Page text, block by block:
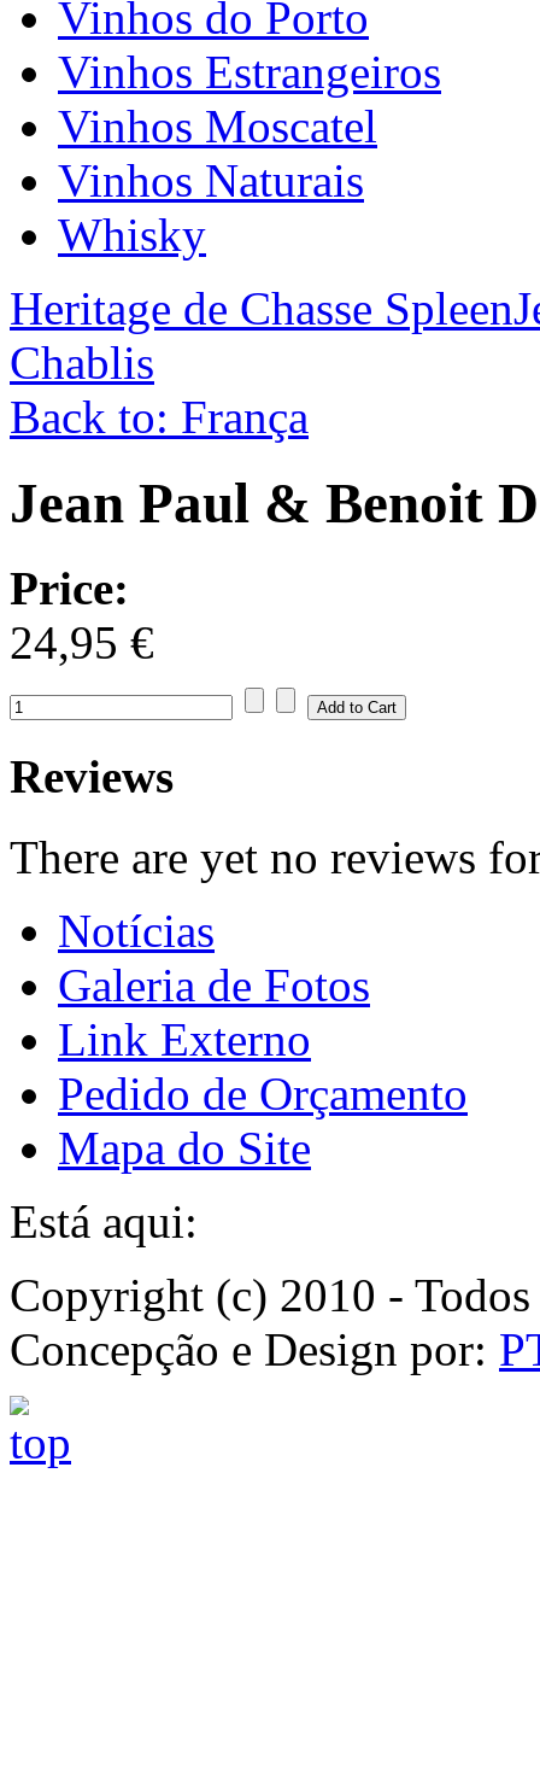
Vinhos do Porto
Vinhos Estrangeiros
Vinhos Moscatel
Vinhos Naturais
Whisky
Heritage de Chasse Spleen
Chablis
Back to: França
Jean Paul & Benoit
Price:
24,95 €
Reviews
There are yet no reviews
Notícias
Galeria de Fotos
Link Externo
Pedido de Orçamento
Mapa do Site
Está aqui:
Copyright (c) 2010 -
Concepção e Design por: